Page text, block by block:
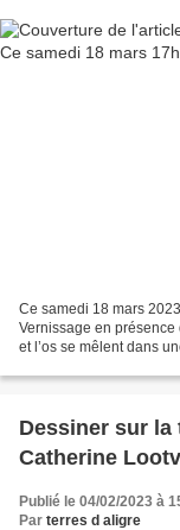
Ce samedi 18 mars
Vernissage en
et l’os se mêlent dans
Dessiner sur la
Catherine
Publié le 04/02/2023 à
Par terres d aligre